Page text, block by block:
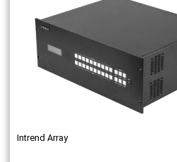
Intrend Array